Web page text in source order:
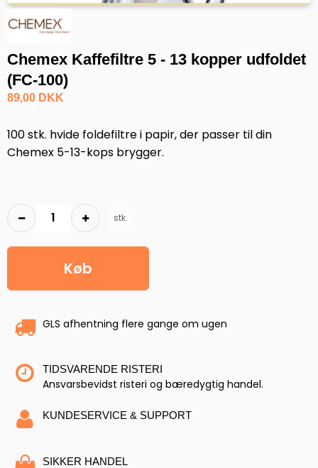
Chemex Kaffefiltre 5 - 13 kopper udfoldet
(FC-100)
89,00 DKK
100 stk. hvide foldefiltre i papir, der passer til din
Chemex 5-13-kops brygger.
stk.
Køb
GLS afhentning flere gange om ugen
TIDSVARENDE RISTERI
Ansvarsbevidst risteri og bæredygtig handel.
KUNDESERVICE & SUPPORT
SIKKER HANDEL